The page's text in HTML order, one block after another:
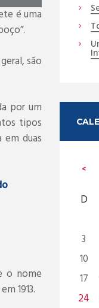
é uma
são
por um
tipos
duas
o nome
1913.
D
3
10
17
24